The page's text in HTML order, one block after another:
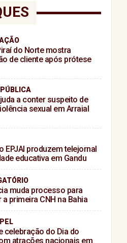
do Norte mostra
de cliente após prótese
a conter suspeito de
sexual em Arraial
EPJAI produzem telejornal
educativa em Gandu
muda processo para
primeira CNH na Bahia
celebração do Dia do
atrações nacionais em